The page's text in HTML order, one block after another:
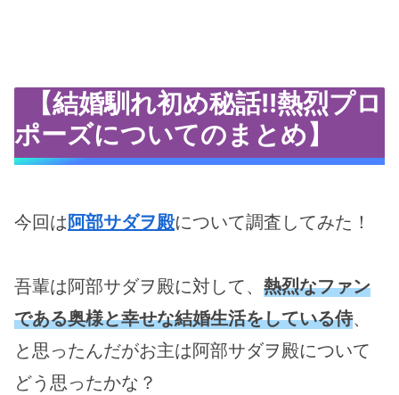
【結婚馴れ初め秘話!!熱烈プロ
ポーズについてのまとめ】
今回は阿部サダヲ殿について調査してみた！
吾輩は阿部サダヲ殿に対して、 熱烈なファン
である奥様と幸せな結婚生活をしている侍、
と思ったんだがお主は阿部サダヲ殿について
どう思ったかな？